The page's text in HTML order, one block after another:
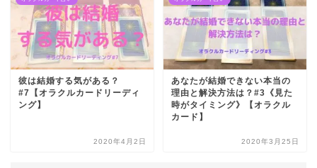
彼は結婚する気がある？
#7【オラクルカードリーディ
ング】
2020年4月2日
あなたが結婚できない本当の
理由と解決方法は？#3《見た
時がタイミング》【オラクル
カード】
2020年3月25日